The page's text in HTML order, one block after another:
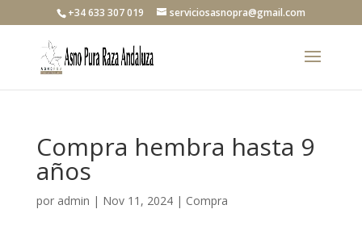
+34 633 307 019 serviciosasnopra@gmail.com
Compra hembra hasta 9
años
por admin | Nov 11, 2024| Compra